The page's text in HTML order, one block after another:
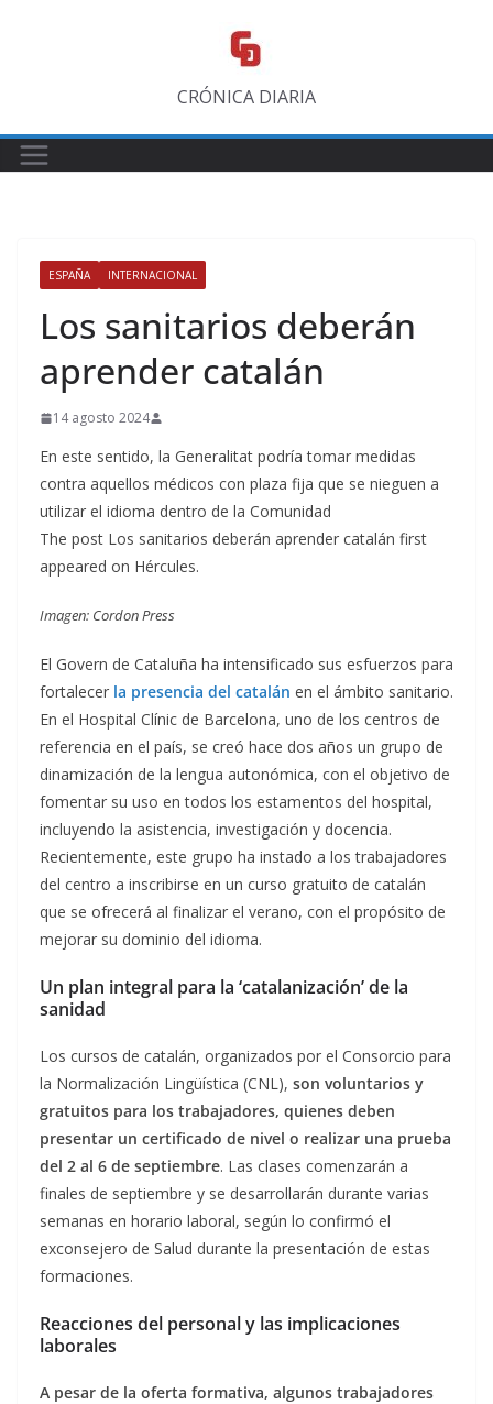
CRÓNICA DIARIA
ESPAÑA INTERNACIONAL
Los sanitarios deberán
aprender catalán
14 agosto 2024
En este sentido, la Generalitat podría tomar medidas
contra aquellos médicos con plaza fija que se nieguen a
utilizar el idioma dentro de la Comunidad
The post Los sanitarios deberán aprender catalán first
appeared on Hércules.
Imagen: Cordon Press
El Govern de Cataluña ha intensificado sus esfuerzos para
fortalecer la presencia del catalán en el ámbito sanitario.
En el Hospital Clínic de Barcelona, uno de los centros de
referencia en el país, se creó hace dos años un grupo de
dinamización de la lengua autonómica, con el objetivo de
fomentar su uso en todos los estamentos del hospital,
incluyendo la asistencia, investigación y docencia.
Recientemente, este grupo ha instado a los trabajadores
del centro a inscribirse en un curso gratuito de catalán
que se ofrecerá al finalizar el verano, con el propósito de
mejorar su dominio del idioma.
Un plan integral para la ‘catalanización’ de la
sanidad
Los cursos de catalán, organizados por el Consorcio para
la Normalización Lingüística (CNL), son voluntarios y
gratuitos para los trabajadores, quienes deben
presentar un certificado de nivel o realizar una prueba
del 2 al 6 de septiembre. Las clases comenzarán a
finales de septiembre y se desarrollarán durante varias
semanas en horario laboral, según lo confirmó el
exconsejero de Salud durante la presentación de estas
formaciones.
Reacciones del personal y las implicaciones
laborales
A pesar de la oferta formativa, algunos trabajadores